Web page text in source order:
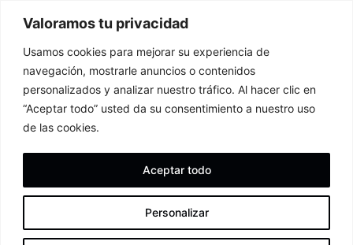
Valoramos tu privacidad
Usamos cookies para mejorar su experiencia de
navegación, mostrarle anuncios o contenidos
personalizados y analizar nuestro tráfico. Al hacer clic en
“Aceptar todo” usted da su consentimiento a nuestro uso
de las cookies.
Personalizar
Aceptar todo